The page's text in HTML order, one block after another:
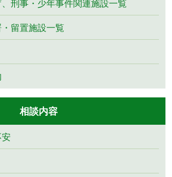
刑事・少年事件関連施設一覧
留置施設一覧
相談内容
安